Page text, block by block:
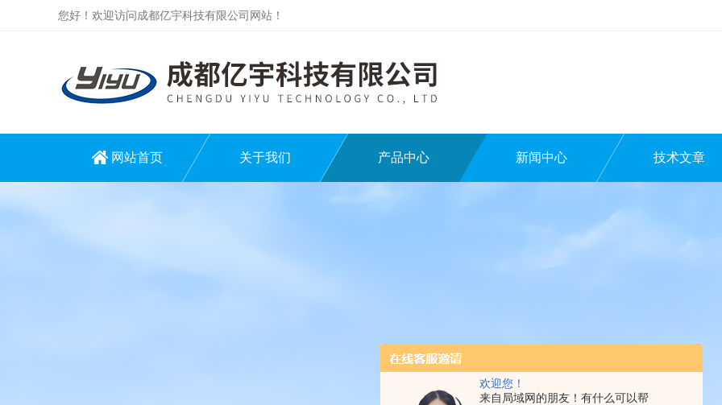
欢迎您！
来自局域网的朋友！有什么可以帮
您好！欢迎访问成都亿宇科技有限公司网站！
网站首页 关于我们 产品中心 新闻中心 技术文章